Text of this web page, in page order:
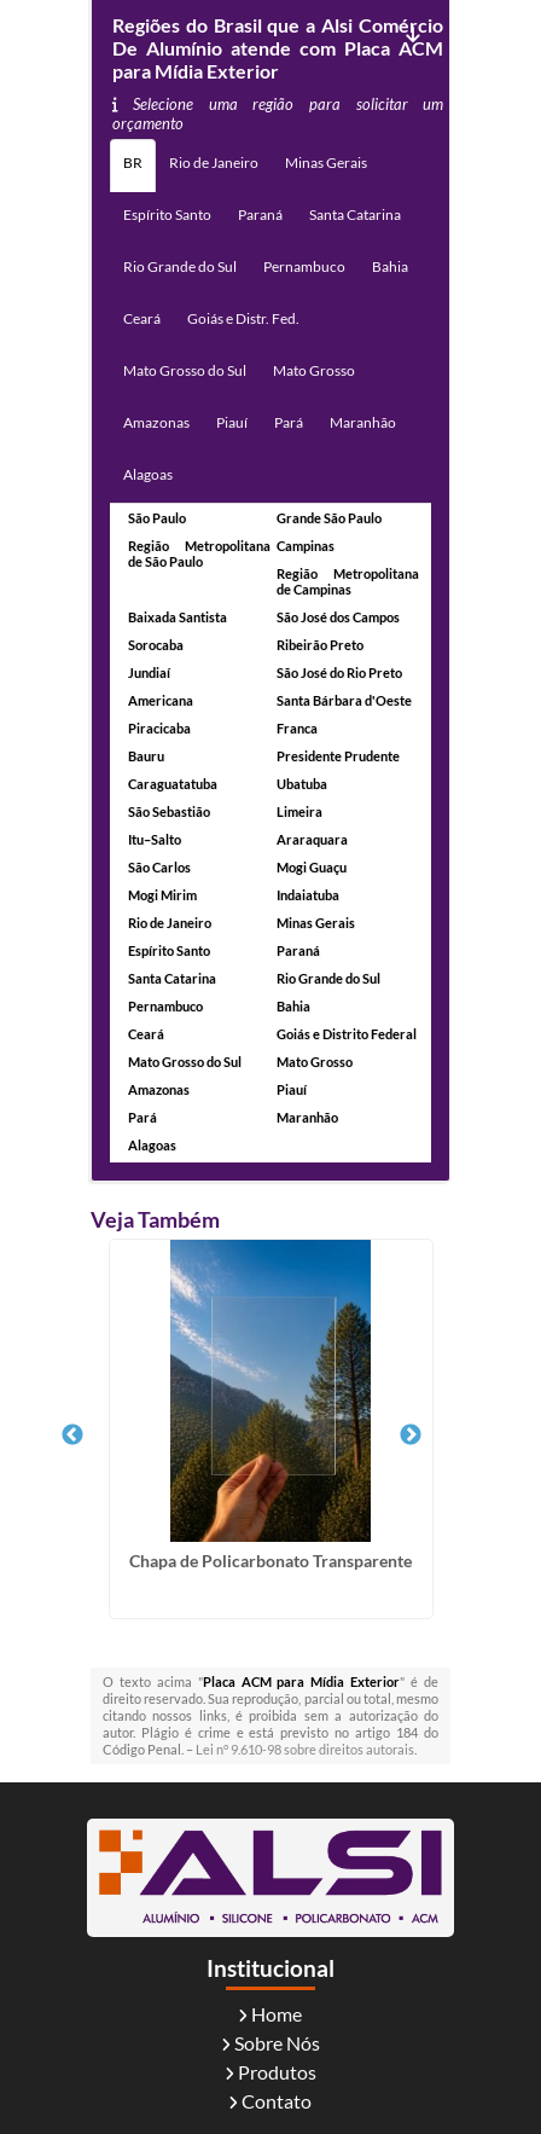
Regiões do Brasil que a Alsi Comércio
De Alumínio atende com Placa ACM
para Mídia Exterior
Selecione uma região para solicitar um
orçamento
BR Rio de Janeiro Minas Gerais
Espírito Santo Paraná Santa Catarina
Rio Grande do Sul Pernambuco Bahia
Ceará Goiás e Distr. Fed.
Mato Grosso do Sul Mato Grosso
Amazonas Piauí Pará Maranhão
Alagoas
São Paulo
Grande São Paulo
Região Metropolitana
de São Paulo
Campinas
Região Metropolitana
de Campinas
Baixada Santista
São José dos Campos
Sorocaba
Ribeirão Preto
Jundiaí
São José do Rio Preto
Americana
Santa Bárbara d'Oeste
Piracicaba
Franca
Bauru
Presidente Prudente
Caraguatatuba
Ubatuba
São Sebastião
Limeira
Itu–Salto
Araraquara
São Carlos
Mogi Guaçu
Mogi Mirim
Indaiatuba
Rio de Janeiro
Minas Gerais
Espírito Santo
Paraná
Santa Catarina
Rio Grande do Sul
Pernambuco
Bahia
Ceará
Goiás e Distrito Federal
Mato Grosso do Sul
Mato Grosso
Amazonas
Piauí
Pará
Maranhão
Alagoas
Veja Também
Chapa de Policarbonato Transparente
O texto acima "Placa ACM para Mídia Exterior" é de
direito reservado. Sua reprodução, parcial ou total, mesmo
citando nossos links, é proibida sem a autorização do
autor. Plágio é crime e está previsto no artigo 184 do
Código Penal. – Lei n° 9.610-98 sobre direitos autorais.
Institucional
Home
Sobre Nós
Produtos
Contato